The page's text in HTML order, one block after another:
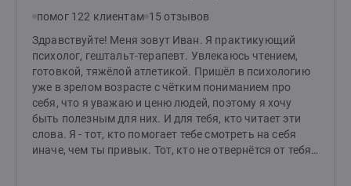
помог 122 клиентам 15 отзывов
Здравствуйте! Меня зовут Иван. Я практикующий
психолог, гештальт-терапевт. Увлекаюсь чтением,
готовкой, тяжёлой атлетикой. Пришёл в психологию
уже в зрелом возрасте с чётким пониманием про
себя, что я уважаю и ценю людей, поэтому я хочу
быть полезным для них. И для тебя, кто читает эти
слова. Я - тот, кто помогает тебе смотреть на себя
иначе, чем ты привык. Тот, кто не отвернётся от тебя